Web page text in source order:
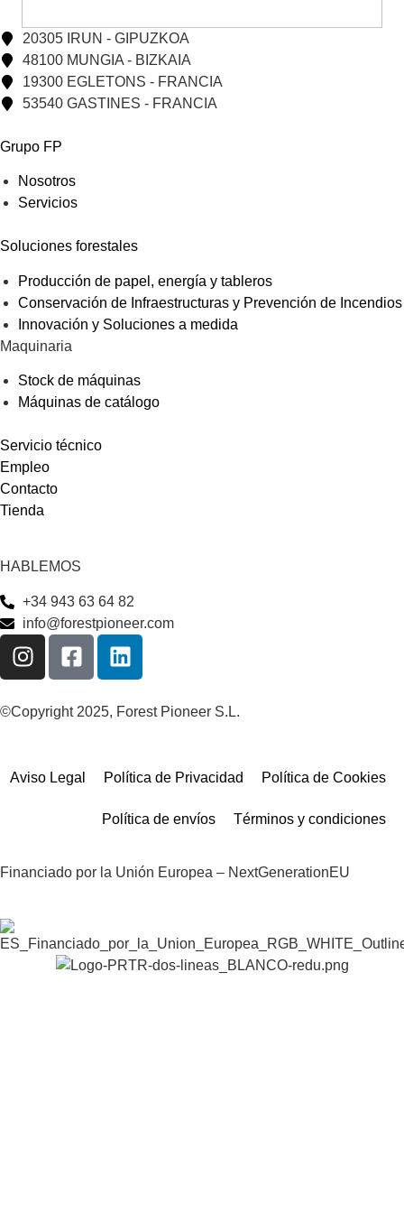
20305 IRUN - GIPUZKOA
48100 MUNGIA - BIZKAIA
19300 EGLETONS - FRANCIA
53540 GASTINES - FRANCIA
Grupo FP
Nosotros
Servicios
Soluciones forestales
Producción de papel, energía y tableros
Conservación de Infraestructuras y Prevención de Incendios
Innovación y Soluciones a medida
Maquinaria
Stock de máquinas
Máquinas de catálogo
Servicio técnico
Empleo
Contacto
Tienda
HABLEMOS
+34 943 63 64 82
info@forestpioneer.com
©Copyright 2025, Forest Pioneer S.L.
Aviso Legal Política de Privacidad Política de Cookies
Política de envíos Términos y condiciones
Financiado por la Unión Europea – NextGenerationEU